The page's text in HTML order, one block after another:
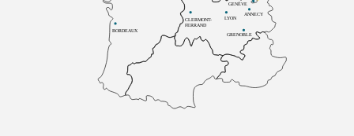
BORDEAUX
CLERMONT-
FERRAND
LYON
ANNECY
GRENOBLE
GENÈVE